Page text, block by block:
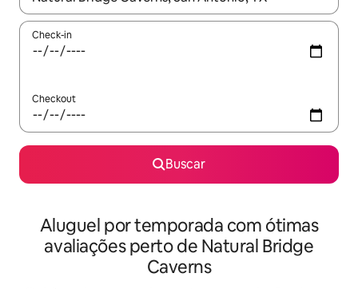
Check-in
Checkout
Buscar
Aluguel por temporada com ótimas
avaliações perto de Natural Bridge
Caverns